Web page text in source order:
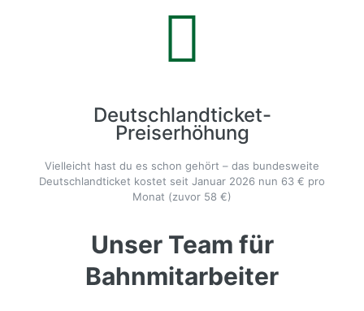
Deutschlandticket-
Preiserhöhung
Vielleicht hast du es schon gehört – das bundesweite
Deutschlandticket kostet seit Januar 2026 nun 63 € pro
Monat (zuvor 58 €)
Unser Team für
Bahnmitarbeiter